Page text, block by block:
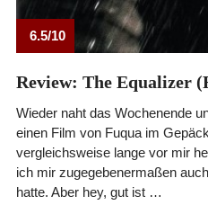
6.5/10
Review: The Equalizer
Wieder naht das Wochenende
einen Film von Fuqua im
vergleichsweise lange vor mir
ich mir zugegebenermaßen
hatte. Aber hey, gut ist …